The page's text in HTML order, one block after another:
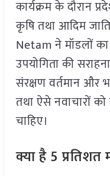
कार्यक्रम के दौरान
कृषि तथा आदिम
Netam ने मॉडलों
उपयोगिता की
संरक्षण वर्तमान और
तथा ऐसे नवाचारों
चाहिए।
क्या है 5 प्रतिशत